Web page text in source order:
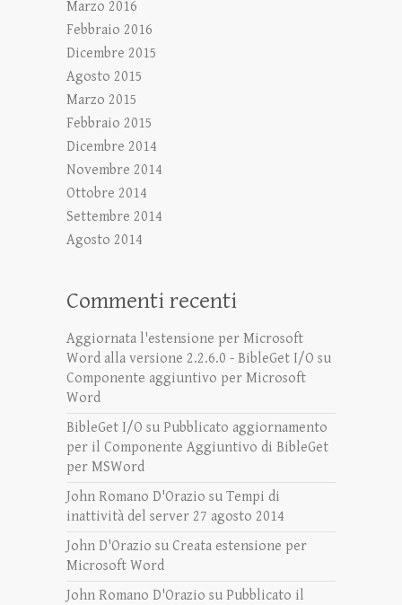
Marzo 2016
Febbraio 2016
Dicembre 2015
Agosto 2015
Marzo 2015
Febbraio 2015
Dicembre 2014
Novembre 2014
Ottobre 2014
Settembre 2014
Agosto 2014
Commenti recenti
Aggiornata l'estensione per Microsoft
Word alla versione 2.2.6.0 - BibleGet I/O su
Componente aggiuntivo per Microsoft
Word
BibleGet I/O su Pubblicato aggiornamento
per il Componente Aggiuntivo di BibleGet
per MSWord
John Romano D'Orazio su Tempi di
inattività del server 27 agosto 2014
John D'Orazio su Creata estensione per
Microsoft Word
John Romano D'Orazio su Pubblicato il